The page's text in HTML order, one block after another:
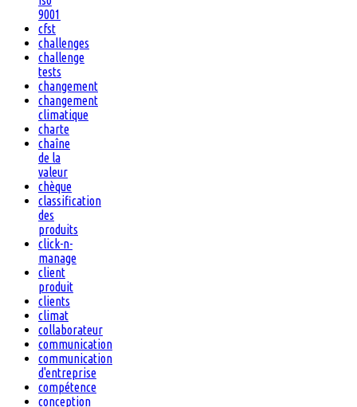
9001
cfst
challenges
challenge
tests
changement
changement
climatique
charte
chaîne
de la
valeur
chèque
classification
des
produits
click-n-
manage
client
produit
clients
climat
collaborateur
communication
communication
d'entreprise
compétence
conception